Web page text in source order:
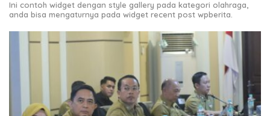
Ini contoh widget dengan style gallery pada kategori olahraga,
anda bisa mengaturnya pada widget recent post wpberita.